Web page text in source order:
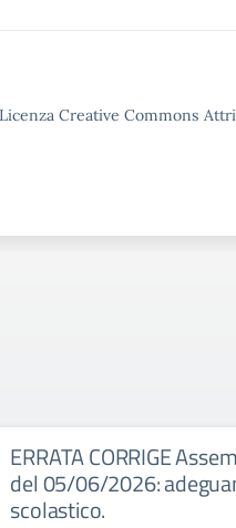
Creative Commons
ERRATA CORRIGE
del 05/06/2026:
scolastico.